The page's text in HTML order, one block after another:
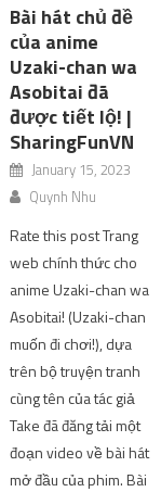
Bài hát chủ đề
của anime
Uzaki-chan wa
Asobitai đã
được tiết lộ! |
SharingFunVN
January 15, 2023
Quynh Nhu
Rate this post Trang
web chính thức cho
anime Uzaki-chan wa
Asobitai! (Uzaki-chan
muốn đi chơi!), dựa
trên bộ truyện tranh
cùng tên của tác giả
Take đã đăng tải một
đoạn video về bài hát
mở đầu của phim. Bài